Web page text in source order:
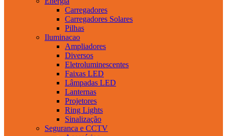
Carregadores
Carregadores Solares
Pilhas
Iluminacao
Ampliadores
Diversos
Eletroluminescentes
Faixas LED
Lâmpadas LED
Lanternas
Projetores
Ring Lights
Sinalização
Seguranca e CCTV